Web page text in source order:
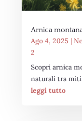
Arnica
Ago 4, 2025 |
2
Scopri arnica
naturali tra miti
leggi tutto